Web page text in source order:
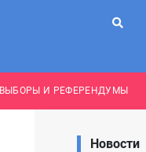
ВЫБОРЫ И РЕФЕРЕНДУМЫ
Новости